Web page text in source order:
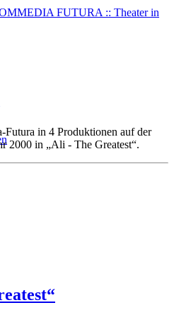
FUTURA :: Theater in
Futura in 4 Produktionen auf der
2000 in „Ali - The Greatest“.